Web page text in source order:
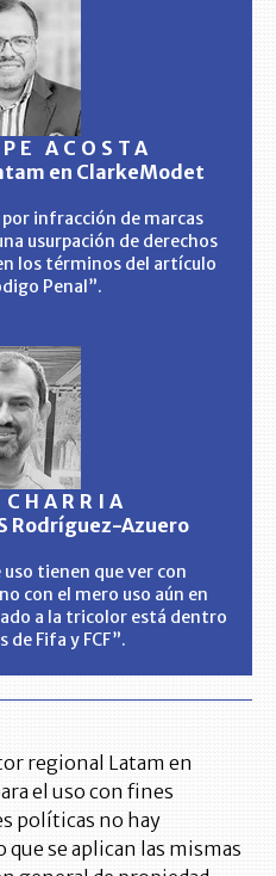
ACOSTA
en ClarkeModet
infracción de marcas
usurpación de derechos
los términos del artículo
Penal”.
Rodríguez-Azuero
tienen que ver con
con el mero uso aún en
a la tricolor está dentro
de Fifa y FCF”.
regional Latam en
el uso con fines
políticas no hay
se aplican las mismas